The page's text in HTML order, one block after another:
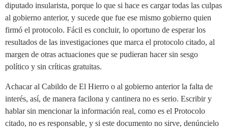
diputado insularista, porque lo que si hace es cargar todas las culpas
al gobierno anterior, y sucede que fue ese mismo gobierno quien
firmó el protocolo. Fácil es concluir, lo oportuno de esperar los
resultados de las investigaciones que marca el protocolo citado, al
margen de otras actuaciones que se pudieran hacer sin sesgo
político y sin críticas gratuitas.
Achacar al Cabildo de El Hierro o al gobierno anterior la falta de
interés, así, de manera facilona y cantinera no es serio. Escribir y
hablar sin mencionar la información real, como es el Protocolo
citado, no es responsable, y si este documento no sirve, denúncielo